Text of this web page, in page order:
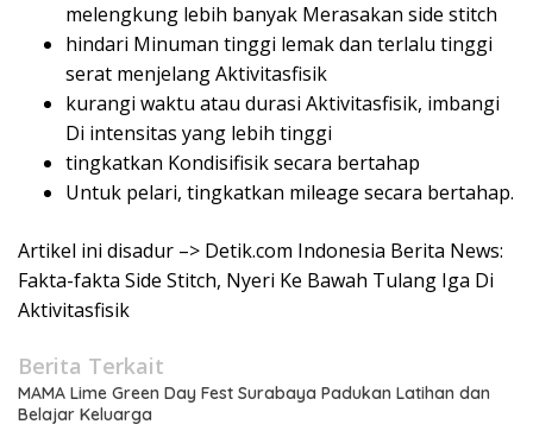
melengkung lebih banyak Merasakan side stitch
hindari Minuman tinggi lemak dan terlalu tinggi
serat menjelang Aktivitasfisik
kurangi waktu atau durasi Aktivitasfisik, imbangi
Di intensitas yang lebih tinggi
tingkatkan Kondisifisik secara bertahap
Untuk pelari, tingkatkan mileage secara bertahap.
Artikel ini disadur –> Detik.com Indonesia Berita News:
Fakta-fakta Side Stitch, Nyeri Ke Bawah Tulang Iga Di
Aktivitasfisik
Berita Terkait
MAMA Lime Green Day Fest Surabaya Padukan Latihan dan
Belajar Keluarga